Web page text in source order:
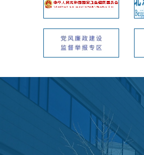
留下你工作岗位上美好的